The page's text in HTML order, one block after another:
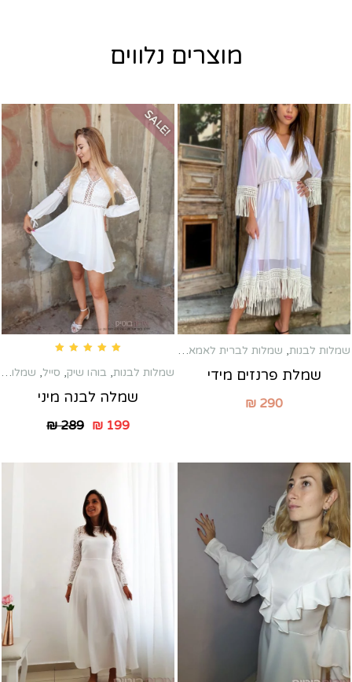
מוצרים נלווים
שמלות לבנות, שמלות לברית לאמא, שמלות לשבת חתן
שמלת פרנזים מידי
₪ 290
SALE!
שמלות לבנות, בוהו שיק, סייל, שמלות טראש
שמלה לבנה מיני
₪289 ₪199